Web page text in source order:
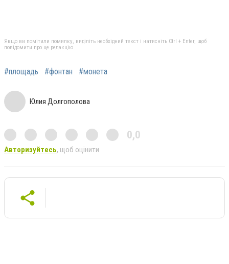
Якщо ви помітили помилку, виділіть необхідний текст і натисніть Ctrl + Enter, щоб
повідомити про це редакцію
#площадь #фонтан #монета
Юлия Долгополова
0,0
Авторизуйтесь, щоб оцінити